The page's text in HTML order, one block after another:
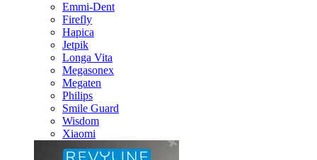
Emmi-Dent
Firefly
Hapica
Jetpik
Longa Vita
Megasonex
Megaten
Philips
Smile Guard
Wisdom
Xiaomi